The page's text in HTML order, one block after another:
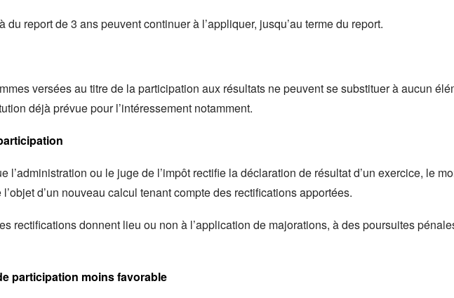
report de 3 ans peuvent continuer à l’appliquer, jusqu’au terme du report.
versées au titre de la participation aux résultats ne peuvent se substituer à aucun
déjà prévue pour l’intéressement notamment.
l’administration ou le juge de l’impôt rectifie la déclaration de résultat d’un exercice, le
d’un nouveau calcul tenant compte des rectifications apportées.
rectifications donnent lieu ou non à l’application de majorations, à des poursuites
participation moins favorable